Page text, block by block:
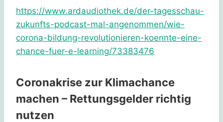
https://www.ardaudiothek.de/der-tagesschau-
zukunfts-podcast-mal-angenommen/wie-
corona-bildung-revolutionieren-koennte-eine-
chance-fuer-e-learning/73383476
Coronakrise zur Klimachance
machen – Rettungsgelder richtig
nutzen